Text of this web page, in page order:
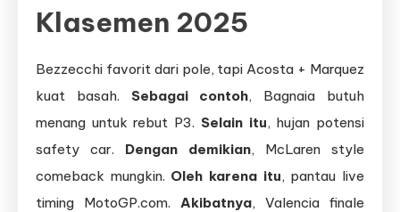
Klasemen 2025
Bezzecchi favorit dari pole, tapi Acosta + Marquez
kuat basah. Sebagai contoh, Bagnaia butuh
menang untuk rebut P3. Selain itu, hujan potensi
safety car. Dengan demikian, McLaren style
comeback mungkin. Oleh karena itu, pantau live
timing MotoGP.com. Akibatnya, Valencia finale